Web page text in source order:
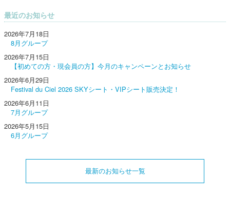
最近のお知らせ
2026年7月18日
8月グループ
2026年7月15日
【初めての方・現会員の方】今月のキャンペーンとお知らせ
2026年6月29日
Festival du Ciel 2026 SKYシート・VIPシート販売決定！
2026年6月11日
7月グループ
2026年5月15日
6月グループ
最新のお知らせ一覧